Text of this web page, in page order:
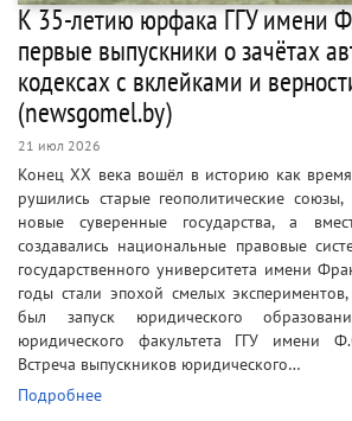
К 35-летию юрфака ГГУ имени
первые выпускники о зачётах
кодексах с вклейками и
(newsgomel.by)
21 июл 2026
Конец ХХ века вошёл в историю как время
рушились старые геополитические союзы,
новые суверенные государства, а
создавались национальные правовые
государственного университета имени
годы стали эпохой смелых
был запуск юридического
юридического факультета ГГУ имени
Встреча выпускников юридического…
Подробнее